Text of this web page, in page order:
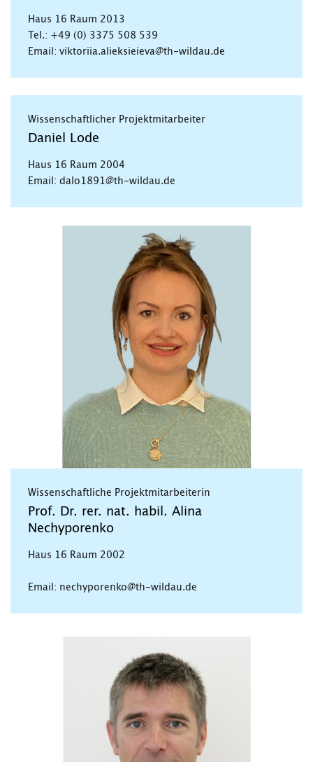
Haus 16 Raum 2013
Tel.: +49 (0) 3375 508 539
Email: viktoriia.alieksieieva@th-wildau.de
Wissenschaftlicher Projektmitarbeiter
Daniel Lode
Haus 16 Raum 2004
Email: dalo1891@th-wildau.de
Wissenschaftliche Projektmitarbeiterin
Prof. Dr. rer. nat. habil. Alina
Nechyporenko
Haus 16 Raum 2002
Email: nechyporenko@th-wildau.de